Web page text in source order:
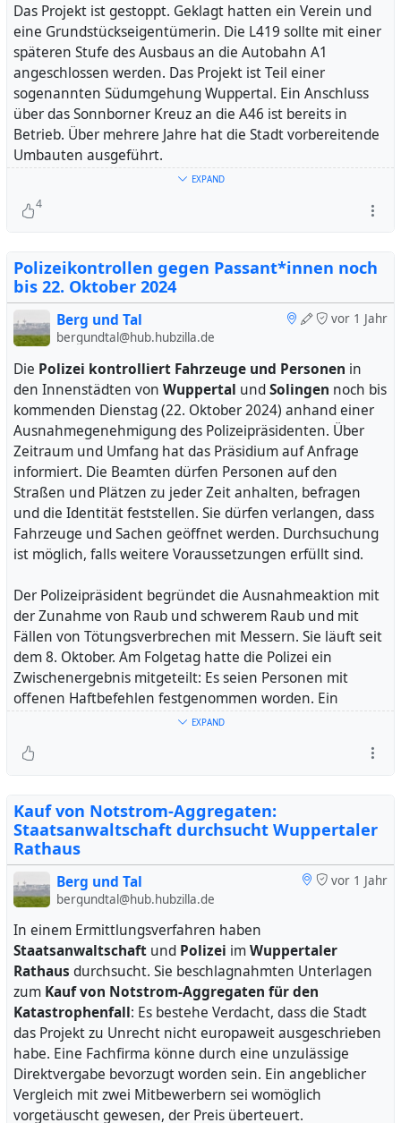
Das Projekt ist gestoppt. Geklagt hatten ein Verein und
eine Grundstückseigentümerin. Die L419 sollte mit einer
späteren Stufe des Ausbaus an die Autobahn A1
angeschlossen werden. Das Projekt ist Teil einer
sogenannten Südumgehung Wuppertal. Ein Anschluss
über das Sonnborner Kreuz an die A46 ist bereits in
Betrieb. Über mehrere Jahre hat die Stadt vorbereitende
Umbauten ausgeführt.
Medien ordneten das Problem als Formfehler ein. Das
Gericht stellte klar:
Revision nicht zu. Dagegen ist Beschwerde möglich.
Mitteilung des Oberverwaltungsgerichts:
https://www.ovg.nrw.de/behoerde/presse/pressemitteilu
ngen/55_241021/index.php
Archivfoto: Dirk Lotze
#wuppertal#verkehrsplanung
EXPAND
4
Polizeikontrollen gegen Passant*innen noch
bis 22. Oktober 2024
vor 1 Jahr
Berg und Tal
bergundtal@hub.hubzilla.de
Die Polizei kontrolliert Fahrzeuge und Personen in
den Innenstädten von Wuppertal undSolingen noch bis
kommenden Dienstag (22. Oktober 2024) anhand einer
Ausnahmegenehmigung des Polizeipräsidenten. Über
Zeitraum und Umfang hat das Präsidium auf Anfrage
informiert. Die Beamten dürfen Personen auf den
Straßen und Plätzen zu jeder Zeit anhalten, befragen
und die Identität feststellen. Sie dürfen verlangen, dass
Fahrzeuge und Sachen geöffnet werden. Durchsuchung
ist möglich, falls weitere Voraussetzungen erfüllt sind.
Der Polizeipräsident begründet die Ausnahmeaktion mit
der Zunahme von Raub und schwerem Raub und mit
Fällen von Tötungsverbrechen mit Messern. Sie läuft seit
dem 8. Oktober. Am Folgetag hatte die Polizei ein
Zwischenergebnis mitgeteilt: Es seien Personen mit
offenen Haftbefehlen festgenommen worden. Ein
verbotenes Messer und Betäubungsmittel hätten die
umstrittenen jüngsten Änderung ins Polizeigesetz NRW
aufgenommen. Sie waren einer der Kritikpunkte. Die
Kontrollen müssen begründet werden und räumlich
begrenzt sein; sie sind für bis zu 28 Tage zulässig.
Verlängerung ist möglich, wenn sie begründet werden
kann. Die aktuelle Aktion betrifft die Innenstadt Solingen
und in Wuppertal die Citys Elberfeld und Barmen mit
Berliner Platz. Das Präsidium folgt mit der Maßnahme
dem Beispiel anderer Polizeibehörden des Landes. Die
sogenanntestrategische Fahndungwird rechtlich als
fragwürdig kritisiert: Grund ist der Eingriff in Grundrechte
von Personen, die im Kontrollgebiet leben oder arbeiten,
ohne unabhängige Richterentscheidung.
#wuppertal#solingen#freiheitsrechte
EXPAND
Kauf von Notstrom-Aggregaten:
Staatsanwaltschaft durchsucht Wuppertaler
Rathaus
vor 1 Jahr
Berg und Tal
bergundtal@hub.hubzilla.de
In einem Ermittlungsverfahren haben
Staatsanwaltschaft und Polizei imWuppertaler
Rathaus durchsucht. Sie beschlagnahmten Unterlagen
zum Kauf von Notstrom-Aggregaten für den
Katastrophenfall: Es bestehe Verdacht, dass die Stadt
das Projekt zu Unrecht nicht europaweit ausgeschrieben
habe. Eine Fachfirma könne durch eine unzulässige
Direktvergabe bevorzugt worden sein. Ein angeblicher
Vergleich mit zwei Mitbewerbern sei womöglich
vorgetäuscht gewesen, der Preis überteuert.